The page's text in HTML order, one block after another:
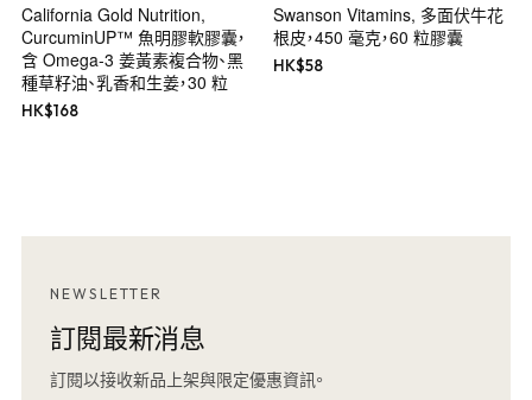
California Gold Nutrition,
CurcuminUP™ 魚明膠軟膠囊，
含 Omega-3 姜黃素複合物、黑
種草籽油、乳香和生姜，30 粒
HK$168
Swanson Vitamins, 多面伏牛花
根皮，450 毫克，60 粒膠囊
HK$58
NEWSLETTER
訂閱最新消息
訂閱以接收新品上架與限定優惠資訊。